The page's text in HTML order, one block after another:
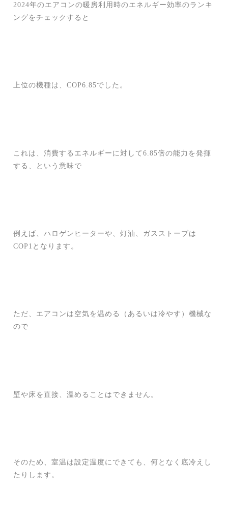
2024年のエアコンの暖房利用時のエネルギー効率のランキ
ングをチェックすると
上位の機種は、COP6.85でした。
これは、消費するエネルギーに対して6.85倍の能力を発揮
する、という意味で
例えば、ハロゲンヒーターや、灯油、ガスストーブは
COP1となります。
ただ、エアコンは空気を温める（あるいは冷やす）機械な
ので
壁や床を直接、温めることはできません。
そのため、室温は設定温度にできても、何となく底冷えし
たりします。